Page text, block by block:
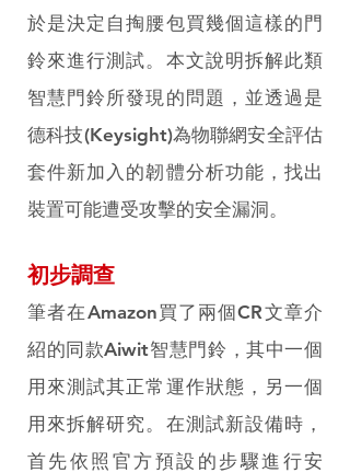
於是決定自掏腰包買幾個這樣的門
鈴來進行測試。本文說明拆解此類
智慧門鈴所發現的問題，並透過是
德科技(Keysight)為物聯網安全評估
套件新加入的韌體分析功能，找出
裝置可能遭受攻擊的安全漏洞。
初步調查
筆者在Amazon買了兩個CR文章介
紹的同款Aiwit智慧門鈴，其中一個
用來測試其正常運作狀態，另一個
用來拆解研究。在測試新設備時，
首先依照官方預設的步驟進行安